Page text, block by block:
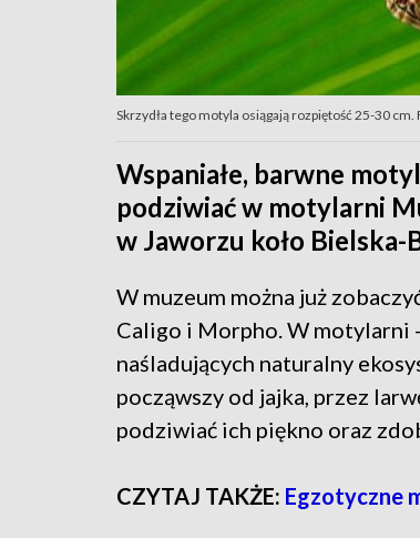
Skrzydła tego motyla osiągają rozpiętość 25-30 cm.
Wspaniałe, barwne
podziwiać w motylarni
w Jaworzu koło Bielska-
W muzeum można już
Caligo i Morpho. W motylarni
naśladujących naturalny
począwszy od jajka, przez
podziwiać ich piękno oraz
CZYTAJ TAKŻE: Egzotyczne